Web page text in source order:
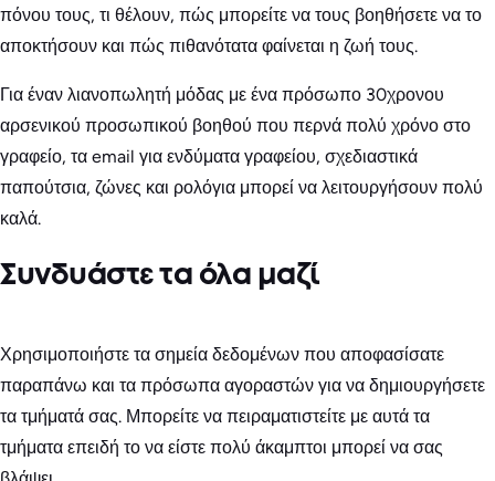
πόνου τους, τι θέλουν, πώς μπορείτε να τους βοηθήσετε να το
αποκτήσουν και πώς πιθανότατα φαίνεται η ζωή τους.
Για έναν λιανοπωλητή μόδας με ένα πρόσωπο 30χρονου
αρσενικού προσωπικού βοηθού που περνά πολύ χρόνο στο
γραφείο, τα email για ενδύματα γραφείου, σχεδιαστικά
παπούτσια, ζώνες και ρολόγια μπορεί να λειτουργήσουν πολύ
καλά.
Συνδυάστε τα όλα μαζί
Χρησιμοποιήστε τα σημεία δεδομένων που αποφασίσατε
παραπάνω και τα πρόσωπα αγοραστών για να δημιουργήσετε
τα τμήματά σας. Μπορείτε να πειραματιστείτε με αυτά τα
τμήματα επειδή το να είστε πολύ άκαμπτοι μπορεί να σας